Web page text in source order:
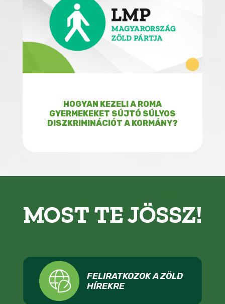
HOGYAN KEZELI A ROMA
GYERMEKEKET SÚJTÓ SÚLYOS
DISZKRIMINÁCIÓT A KORMÁNY?
MOST TE JÖSSZ!
FELIRATKOZOK A ZÖLD
HÍREKRE